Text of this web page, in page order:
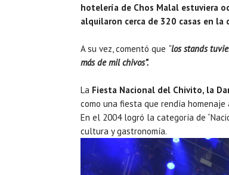
hotelería de Chos Malal estuviera
alquilaron cerca de 320 casas en la
A su vez, comentó que “los stands
más de mil chivos”.
La Fiesta Nacional del Chivito, la
como una fiesta que rendía
En el 2004 logró la categoría de
cultura y gastronomía.